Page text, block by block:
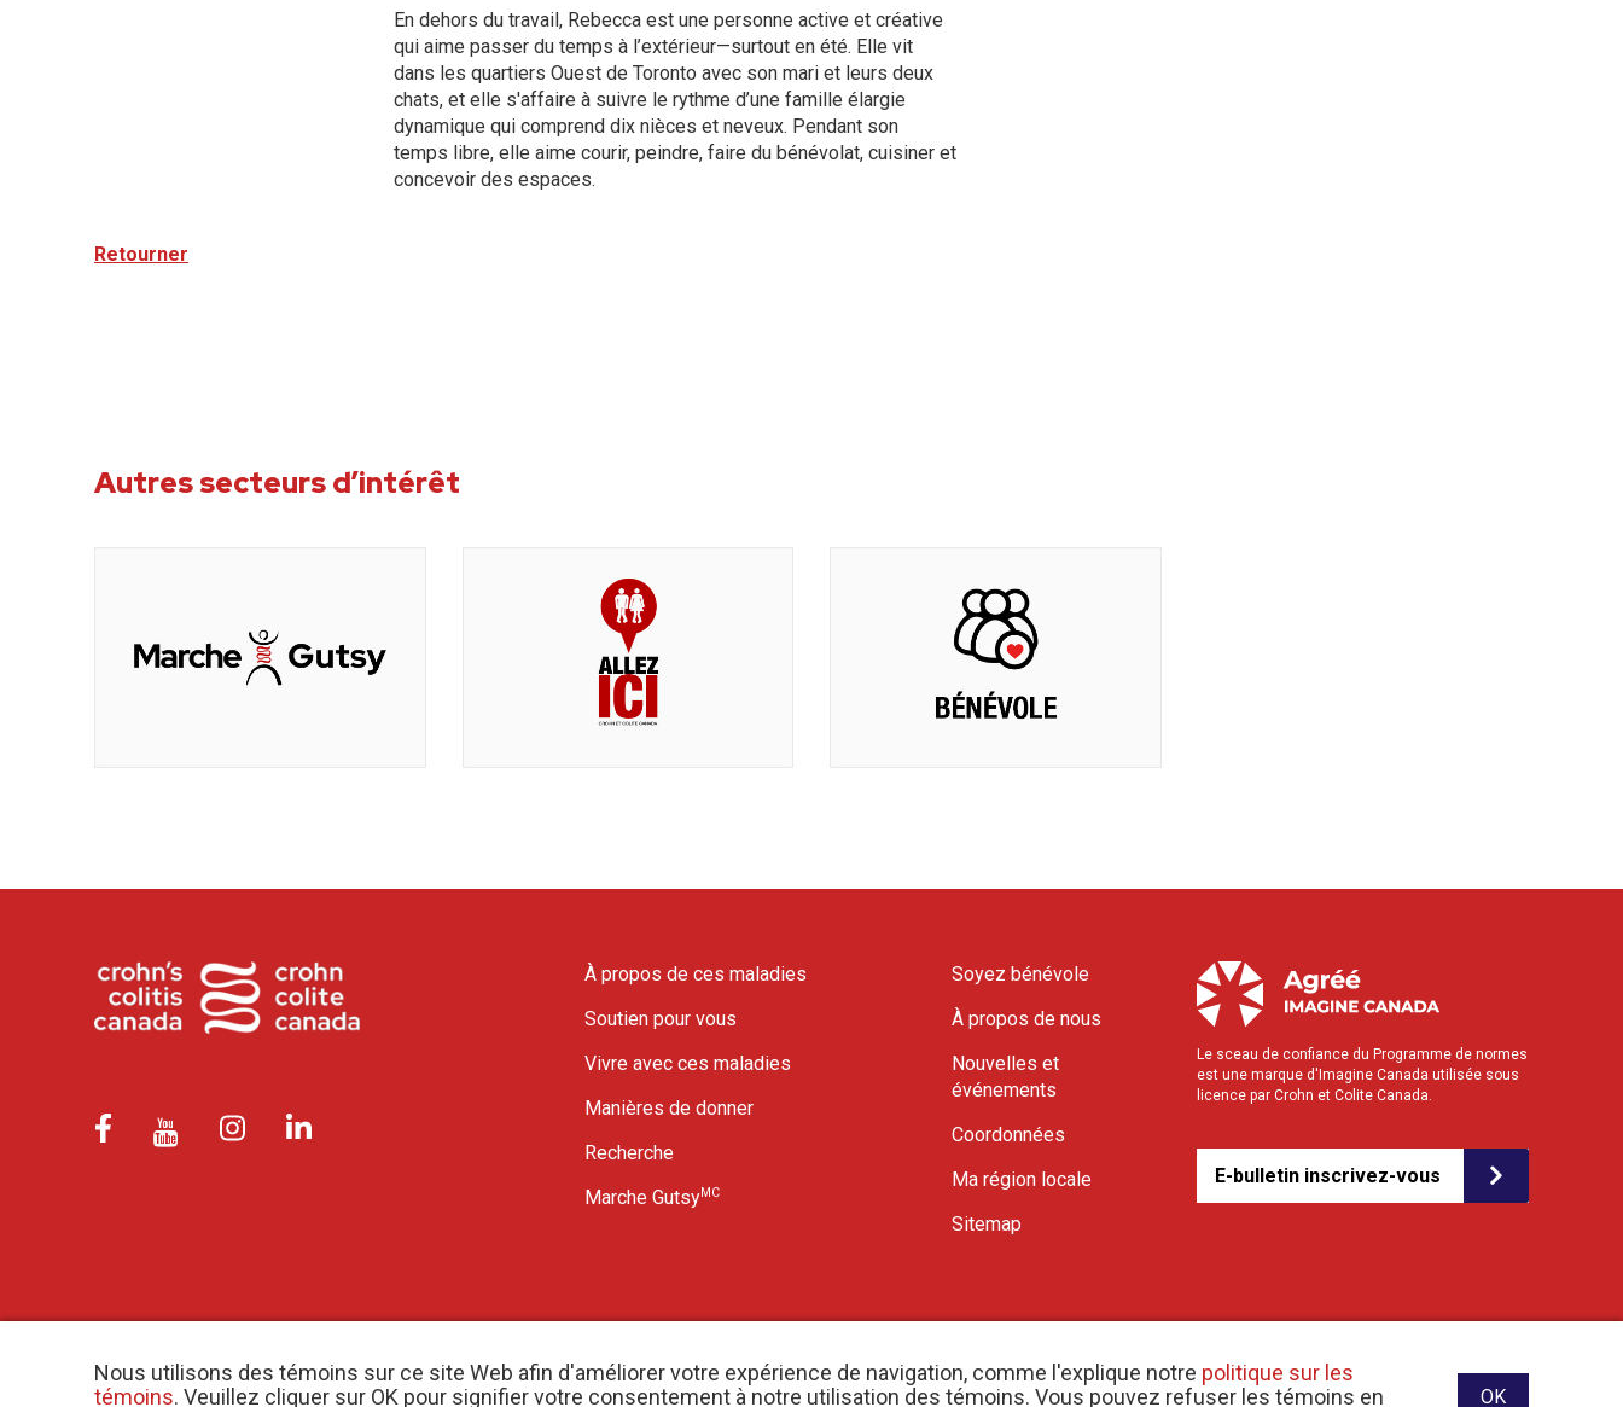
Nous utilisons des témoins sur ce site Web afin d'améliorer votre expérience de navigation, comme l'explique notre politique sur les
témoins. Veuillez cliquer sur OK pour signifier votre consentement à notre utilisation des témoins. Vous pouvez refuser les témoins en OK
En dehors du travail, Rebecca est une personne active et créative
qui aime passer du temps à l’extérieur—surtout en été. Elle vit
dans les quartiers Ouest de Toronto avec son mari et leurs deux
chats, et elle s'affaire à suivre le rythme d’une famille élargie
dynamique qui comprend dix nièces et neveux. Pendant son
temps libre, elle aime courir, peindre, faire du bénévolat, cuisiner et
concevoir des espaces.
Retourner
Autres secteurs d’intérêt
À propos de ces maladies
Soutien pour vous
Vivre avec ces maladies
Manières de donner
Recherche
Marche GutsyMC
Soyez bénévole
À propos de nous
Nouvelles et
événements
Coordonnées
Ma région locale
Sitemap
Le sceau de confiance du Programme de normes
est une marque d'Imagine Canada utilisée sous
licence par Crohn et Colite Canada.
E-bulletin inscrivez-vous